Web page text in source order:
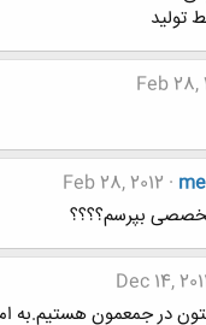
Feb 28,
Feb 28, 2012
بپرسم؟؟؟؟
Dec 14,
در جمعمون هستیم.به